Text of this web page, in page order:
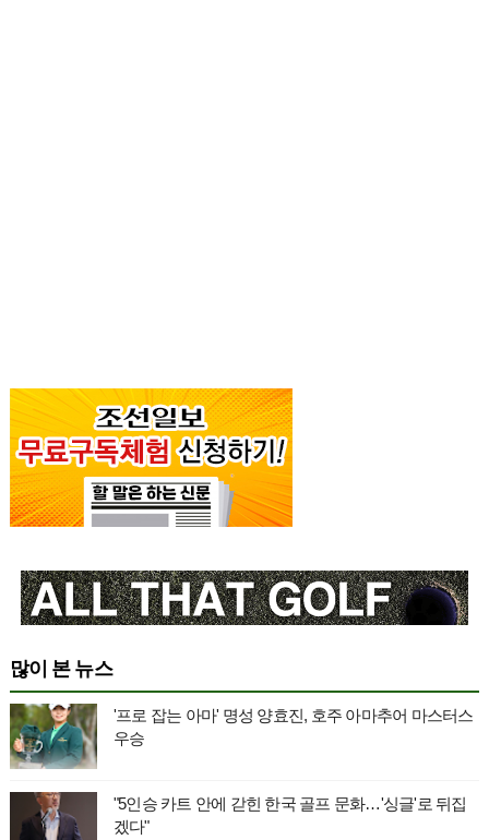
많이 본 뉴스
'프로 잡는 아마' 명성 양효진, 호주 아마추어 마스터스
우승
"5인승 카트 안에 갇힌 한국 골프 문화…'싱글'로 뒤집
겠다"